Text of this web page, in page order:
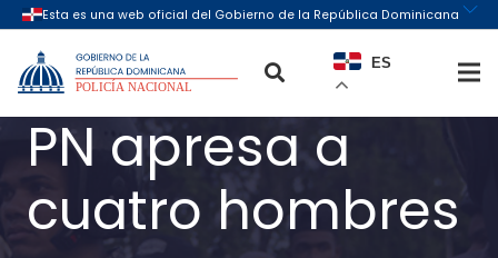
ES
PN apresa a
cuatro hombres